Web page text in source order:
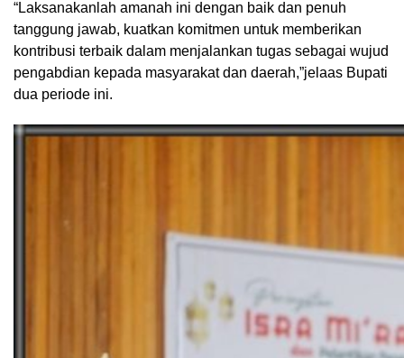
“Laksanakanlah amanah ini dengan baik dan penuh
tanggung jawab, kuatkan komitmen untuk memberikan
kontribusi terbaik dalam menjalankan tugas sebagai wujud
pengabdian kepada masyarakat dan daerah,”jelaas Bupati
dua periode ini.